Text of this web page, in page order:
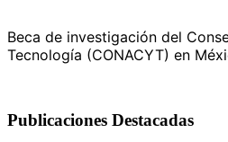
Beca de investigación del
Tecnología (CONACYT) en
Publicaciones Destacadas